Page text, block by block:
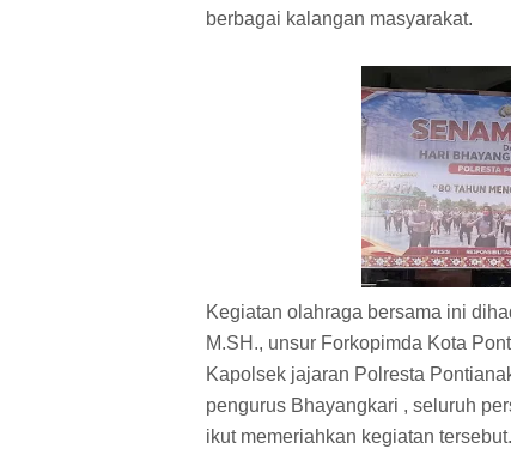
berbagai kalangan masyarakat.
Kegiatan olahraga bersama ini
M.SH., unsur Forkopimda Kota
Kapolsek jajaran Polresta
pengurus Bhayangkari , seluruh
ikut memeriahkan kegiatan tersebut.